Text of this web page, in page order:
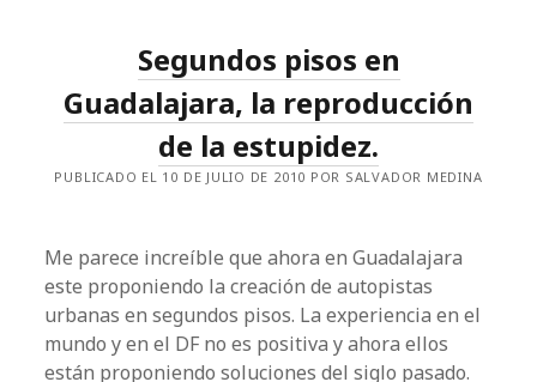
Segundos pisos en
Guadalajara, la reproducción
de la estupidez.
PUBLICADO EL 10 DE JULIO DE 2010 POR SALVADOR MEDINA
Me parece increíble que ahora en Guadalajara
este proponiendo la creación de autopistas
urbanas en segundos pisos. La experiencia en el
mundo y en el DF no es positiva y ahora ellos
están proponiendo soluciones del siglo pasado.